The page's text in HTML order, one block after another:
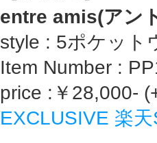
entre amis(アン
style : 5ポケット
Item Number :
price :￥28,000-
EXCLUSIVE 楽